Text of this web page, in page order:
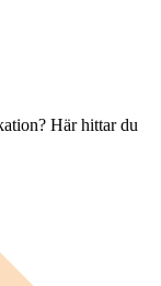
Här hittar du